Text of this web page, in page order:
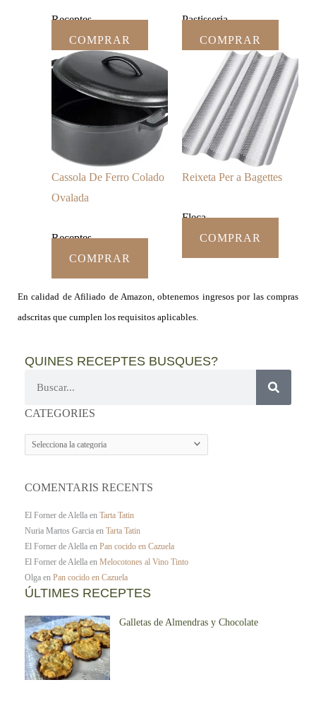
Receptes
COMPRAR
Pastisseria
COMPRAR
Cassola De Ferro Colado
Ovalada
Receptes
COMPRAR
Reixeta Per a Bagettes
Fleca
COMPRAR
En calidad de Afiliado de Amazon, obtenemos ingresos por las compras
adscritas que cumplen los requisitos aplicables.
QUINES RECEPTES BUSQUES?
CATEGORIES
CATEGORIES
COMENTARIS RECENTS
El Forner de Alella en Tarta Tatin
Nuria Martos Garcia en Tarta Tatin
El Forner de Alella en Pan cocido en Cazuela
El Forner de Alella en Melocotones al Vino Tinto
Olga en Pan cocido en Cazuela
ÚLTIMES RECEPTES
Galletas de Almendras y Chocolate